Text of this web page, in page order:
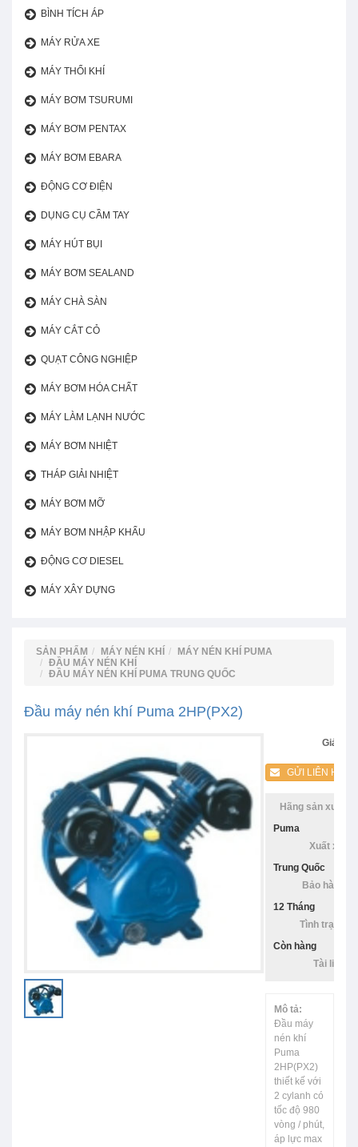
BÌNH TÍCH ÁP
MÁY RỬA XE
MÁY THỔI KHÍ
MÁY BƠM TSURUMI
MÁY BƠM PENTAX
MÁY BƠM EBARA
ĐỘNG CƠ ĐIỆN
DỤNG CỤ CẦM TAY
MÁY HÚT BỤI
MÁY BƠM SEALAND
MÁY CHÀ SÀN
MÁY CẮT CỎ
QUẠT CÔNG NGHIỆP
MÁY BƠM HÓA CHẤT
MÁY LÀM LẠNH NƯỚC
MÁY BƠM NHIỆT
THÁP GIẢI NHIỆT
MÁY BƠM MỠ
MÁY BƠM NHẬP KHẨU
ĐỘNG CƠ DIESEL
MÁY XÂY DỰNG
SẢN PHẨM MÁY NÉN KHÍ
MÁY NÉN KHÍ PUMA
ĐẦU MÁY NÉN KHÍ
ĐẦU MÁY NÉN KHÍ PUMA TRUNG QUỐC
Đầu máy nén khí Puma 2HP(PX2)
Giá:
GỬI LIÊN HỆ
Hãng sản xuất:
Puma
Xuất xứ:
Trung Quốc
Bảo hàng:
12 Tháng
Tình trạng:
Còn hàng
Tài liệu:
Mô tả:
Đầu máy
nén khí
Puma
2HP(PX2)
thiết kế với
2 cylanh có
tốc độ 980
vòng / phút,
áp lực max